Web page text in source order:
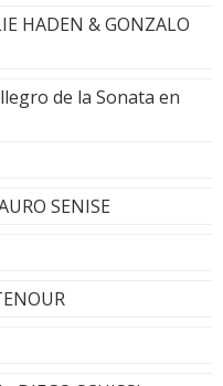
HADEN & GONZALO
de la Sonata en
SENISE